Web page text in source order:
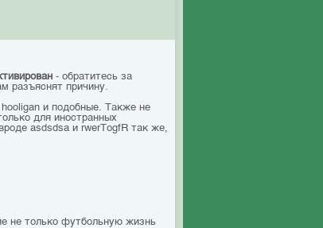
- обратитесь за
разъяснят причину.
и подобные. Также не
для иностранных
asdsdsa и rwerTоgfR так же,
не только футбольную жизнь